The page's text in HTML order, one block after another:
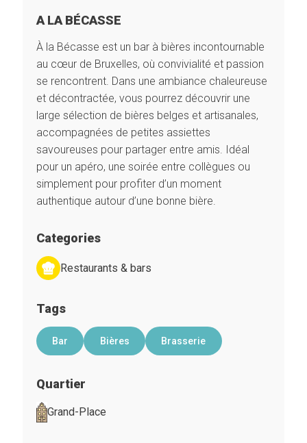
A LA BÉCASSE
À la Bécasse est un bar à bières incontournable
au cœur de Bruxelles, où convivialité et passion
se rencontrent. Dans une ambiance chaleureuse
et décontractée, vous pourrez découvrir une
large sélection de bières belges et artisanales,
accompagnées de petites assiettes
savoureuses pour partager entre amis. Idéal
pour un apéro, une soirée entre collègues ou
simplement pour profiter d’un moment
authentique autour d’une bonne bière.
Categories
Restaurants & bars
Tags
Bar Bières Brasserie
Quartier
Grand-Place